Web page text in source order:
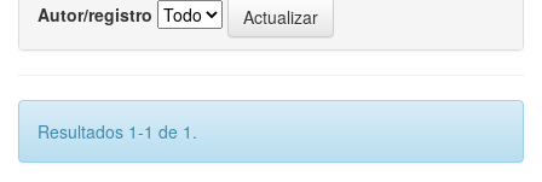
Autor/registro
Resultados 1-1 de 1.